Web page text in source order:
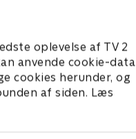
oplevelse af TV 2
anvende cookie-data
cookies herunder, og
af siden. Læs